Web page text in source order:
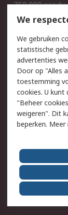
750.000
Bestellen
Track & Trace
Wettelijk
Cookiebeleid
Privacybeleid
Algemene
Over RS
RS Group
RS wereldwijd
ESG
We
We gebruiken
statistische
advertenties
Door op "Alles
toestemming
cookies. U kunt
"Beheer
weigeren". Dit
beperken.